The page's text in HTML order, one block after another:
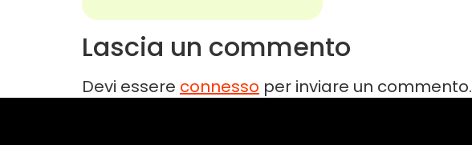
Lascia un commento
Devi essere connesso per inviare un commento.